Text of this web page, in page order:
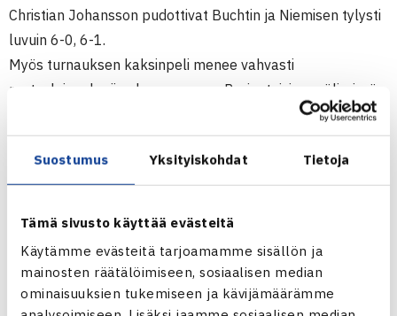
Suostumus Yksityiskohdat Tietoja
Tämä sivusto käyttää evästeitä
Käytämme evästeitä tarjoamamme sisällön ja
mainosten räätälöimiseen, sosiaalisen median
ominaisuuksien tukemiseen ja kävijämäärämme
Christian Johansson pudottivat Buchtin ja Niemisen tylysti
luvuin 6-0, 6-1.
Myös turnauksen kaksinpeli menee vahvasti
ruotsalaispelaajien komennossa. Perjantaisissa välierissä
kolme pelaajaa neljästä on Ruotsista. Välieräparit ovat
Björn Rehnquist (6.) – Rickard Holmström sekä Johan
Settergren (3.) – Patrick Schmolzer Itävalta (8.).
Viikonvaihteessa käynnistyy Göteborgissa toinen 10.000$
ITF Futures-turnaus, tällä kertaa Ullevi TK:n tiloissa. Kisan
Timo Nieminen jaLassi Ketola.
Karsintoihin joutuvat
Niklas Bucht,Mika PurhojaHarri Heliövaara.